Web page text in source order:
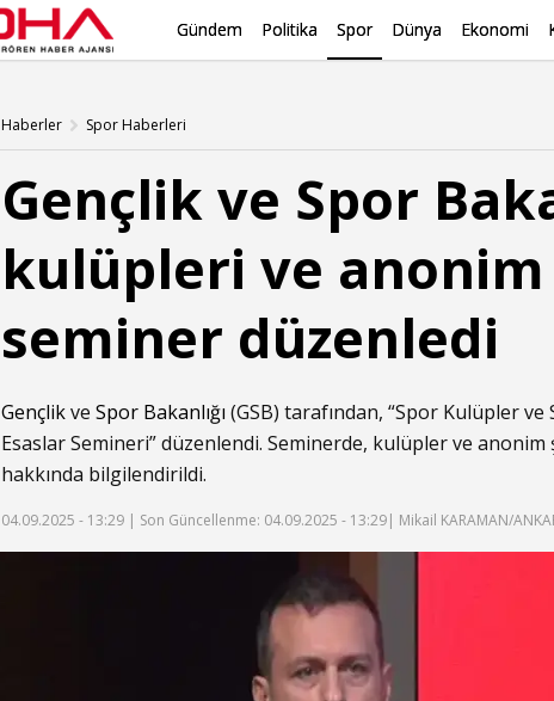
Gündem Politika Spor Dünya Ekonomi
Haberler Spor Haberleri
Gençlik ve Spor
kulüpleri ve
seminer düzenledi
Gençlikve Spor Bakanlığı (GSB) tarafından, “Spor Kulüpler
Esaslar Semineri” düzenlendi. Seminerde, kulüpler ve
hakkında bilgilendirildi.
04.09.2025 - 13:29 | Son Güncellenme: 04.09.2025 - 13:29| Mikail KARAMAN/